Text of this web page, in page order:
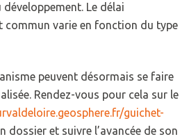
Le délai
commun varie en fonction du type
peuvent désormais se faire
Rendez-vous pour cela sur le
guichet-
dossier et suivre l’avancée de son